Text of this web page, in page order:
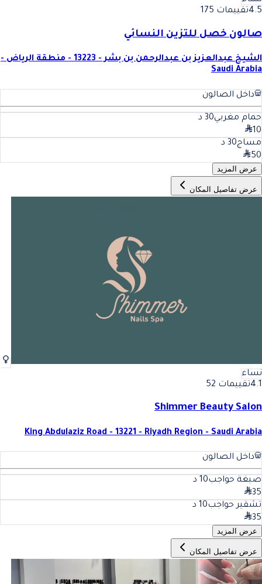
4.5تقييمات 175
صالون خصل للتزين النسائي
الشيخ عبدالعزيز بن عبدالرحمن بن بشر - 13223 - منطقة الرياض -
Saudi Arabia
داخل الصالون
حمام مغربي30 د
10
مساج30 د
50
عرض المزيد
عرض تفاصيل المكان
نساء
4.1تقييمات 52
Shimmer Beauty Salon
King Abdulaziz Road - 13221 - Riyadh Region - Saudi Arabia
داخل الصالون
صبغة حواجب10 د
35
تشقير حواجب10 د
35
عرض المزيد
عرض تفاصيل المكان